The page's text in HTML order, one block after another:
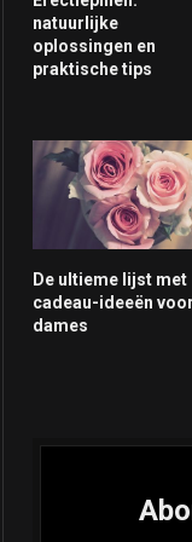
natuurlijke
oplossingen en
praktische tips
De ultieme lijst met
cadeau-ideeën voor
dames